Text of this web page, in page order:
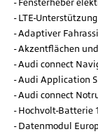
Fensterheber
LTE-
Adaptiver
Akzentflächen
Audi connect
Audi Application
Audi connect
Hochvolt-Batterie
Datenmodul